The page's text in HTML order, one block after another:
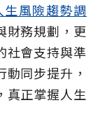
生風險趨勢調
財務規劃，更
社會支持與準
同步提升，
真正掌握人生